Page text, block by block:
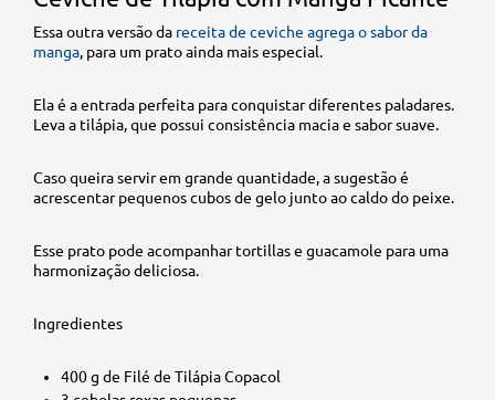
Essa outra versão da receita de ceviche agrega o sabor da
manga, para um prato ainda mais especial.
Ela é a entrada perfeita para conquistar diferentes paladares.
Leva a tilápia, que possui consistência macia e sabor suave.
Caso queira servir em grande quantidade, a sugestão é
acrescentar pequenos cubos de gelo junto ao caldo do peixe.
Esse prato pode acompanhar tortillas e guacamole para uma
harmonização deliciosa.
Ingredientes
400 g de Filé de Tilápia Copacol